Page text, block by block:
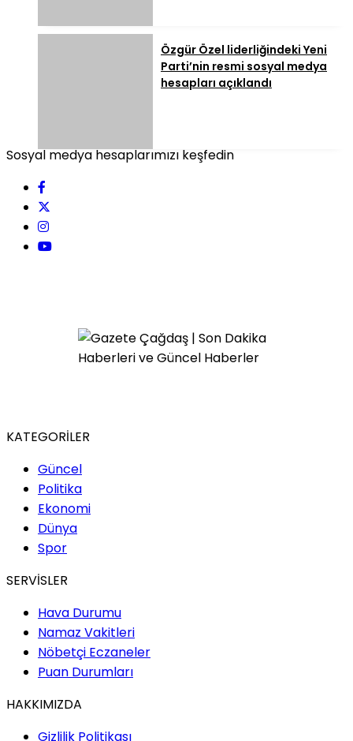
Özgür Özel liderliğindeki Yeni
Parti’nin resmi sosyal medya
hesapları açıklandı
Sosyal medya hesaplarımızı keşfedin
KATEGORİLER
Güncel
Politika
Ekonomi
Dünya
Spor
SERVİSLER
Hava Durumu
Namaz Vakitleri
Nöbetçi Eczaneler
Puan Durumları
HAKKIMIZDA
Gizlilik Politikası